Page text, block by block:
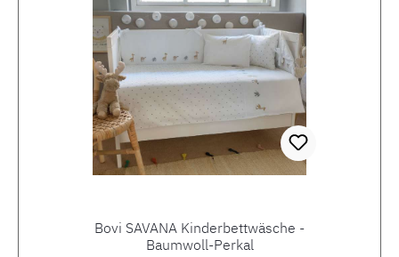
Bovi SAVANA Kinderbettwäsche -
Baumwoll-Perkal